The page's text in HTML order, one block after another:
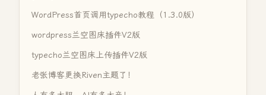
WordPress首页调用typecho教程（1.3.0版）
wordpress兰空图床插件V2版
typecho兰空图床上传插件V2版
老张博客更换Riven主题了！